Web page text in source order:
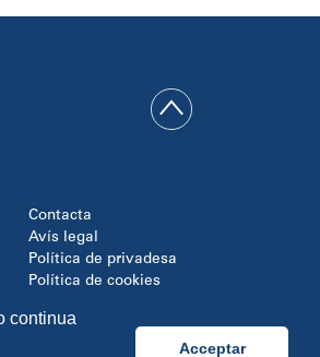
continua
Acceptar
Contacta
Avís legal
Política de privadesa
Política de cookies
TipTop Learning